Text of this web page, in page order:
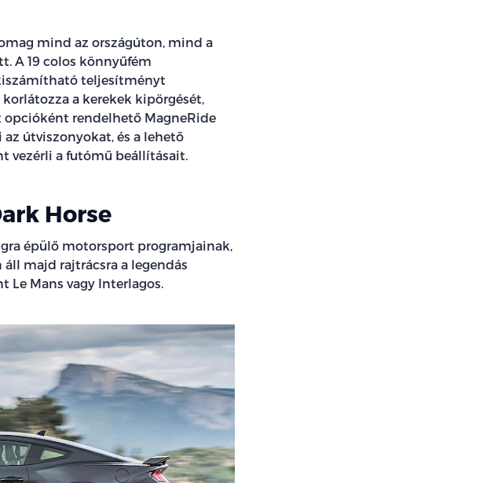
mind az országúton, mind a
A 19 colos könnyűfém
teljesítményt
a kerekek kipörgését,
opcióként rendelhető MagneRide
útviszonyokat, és a lehető
vezérli a futómű beállításait.
Horse
épülő motorsport programjainak,
majd rajtrácsra a legendás
Le Mans vagy Interlagos.